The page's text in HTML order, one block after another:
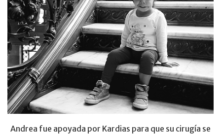
Andrea fue apoyada por Kardias para que su cirugía se